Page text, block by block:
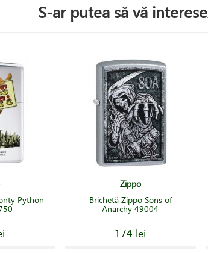
S-ar putea să vă
Python
Zippo
Brichetă Zippo Sons of
Anarchy 49004
174 lei